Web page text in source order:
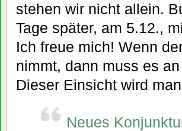
stehen wir nicht allein.
Tage später, am 5.12.,
Ich freue mich! Wenn
nimmt, dann muss es
Dieser Einsicht wird
Neues